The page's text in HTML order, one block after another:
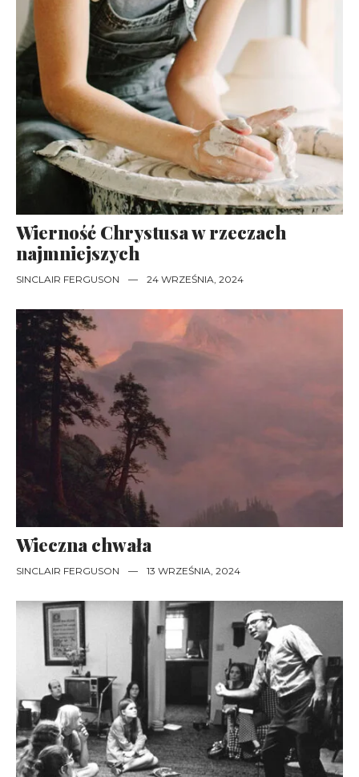
Wierność Chrystusa w rzeczach
najmniejszych
SINCLAIR FERGUSON — 24 WRZEŚNIA, 2024
Wieczna chwała
SINCLAIR FERGUSON — 13 WRZEŚNIA, 2024